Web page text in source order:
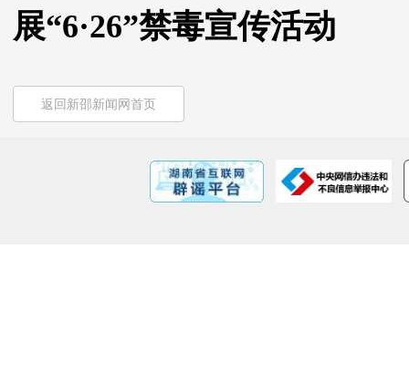
展“6·26”禁毒宣传活动
返回新邵新闻网首页